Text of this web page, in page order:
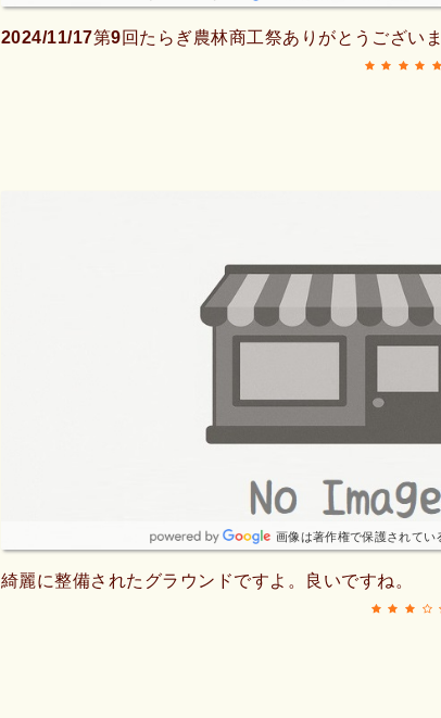
2024/11/17第9回たらぎ農林商工祭ありがとうござい
画像は著作権で保護されてい
綺麗に整備されたグラウンドですよ。良いですね。